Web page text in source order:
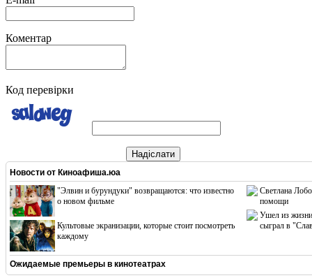
Коментар
Код перевірки
Надіслати
Новости от Киноафиша.юа
"Элвин и бурундуки" возвращаются: что известно
о новом фильме
Культовые экранизации, которые стоит посмотреть
каждому
Светлана
помощи
Ушел из жизни
сыграл в
Ожидаемые премьеры в кинотеатрах